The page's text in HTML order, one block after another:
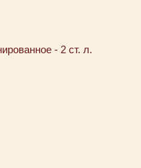
- 2 ст. л.